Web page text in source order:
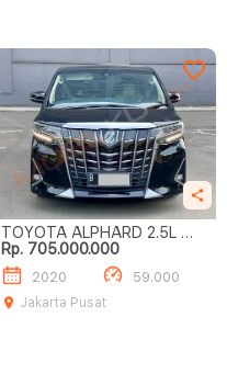
TOYOTA ALPHARD 2.5L G
A/T
Rp. 705.000.000
2020
59.000
Jakarta Pusat